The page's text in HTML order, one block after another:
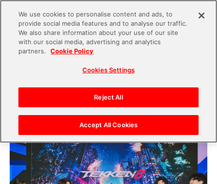
2024.11.29
ぎ合いに注目！GENERATIONS数原龍友がプロゲ
ーマー・実況者・プロデューサーと学ぶ、eスポー
We use cookies to personalise content and ads, to
provide social media features and to analyse our traffic.
We also share information about your use of our site
with our social media, advertising and analytics
partners.
Cookie Policy
Cookies Settings
Reject All
Accept All Cookies